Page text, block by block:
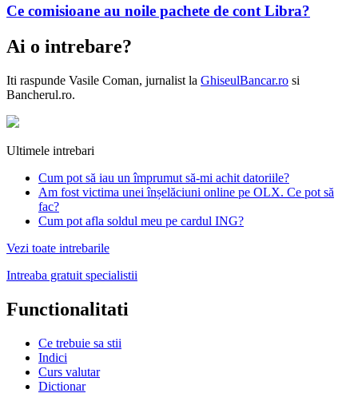
Ce comisioane au noile pachete de cont Libra?
Ai o intrebare?
Iti raspunde Vasile Coman, jurnalist la GhiseulBancar.ro si
Bancherul.ro.
Ultimele intrebari
Cum pot să iau un împrumut să-mi achit datoriile?
Am fost victima unei înșelăciuni online pe OLX. Ce pot să
fac?
Cum pot afla soldul meu pe cardul ING?
Vezi toate intrebarile
Intreaba gratuit specialistii
Functionalitati
Ce trebuie sa stii
Indici
Curs valutar
Dictionar